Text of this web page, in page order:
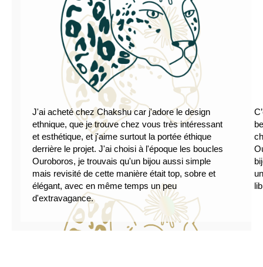
J'ai acheté chez Chakshu car j'adore le design
ethnique, que je trouve chez vous très intéressant
et esthétique, et j'aime surtout la portée éthique
derrière le projet. J'ai choisi à l'époque les boucles
Ouroboros, je trouvais qu'un bijou aussi simple
mais revisité de cette manière était top, sobre et
élégant, avec en même temps un peu
d'extravagance.